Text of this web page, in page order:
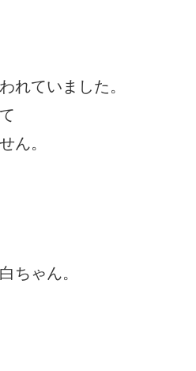
れていました。
ん。
ちゃん。